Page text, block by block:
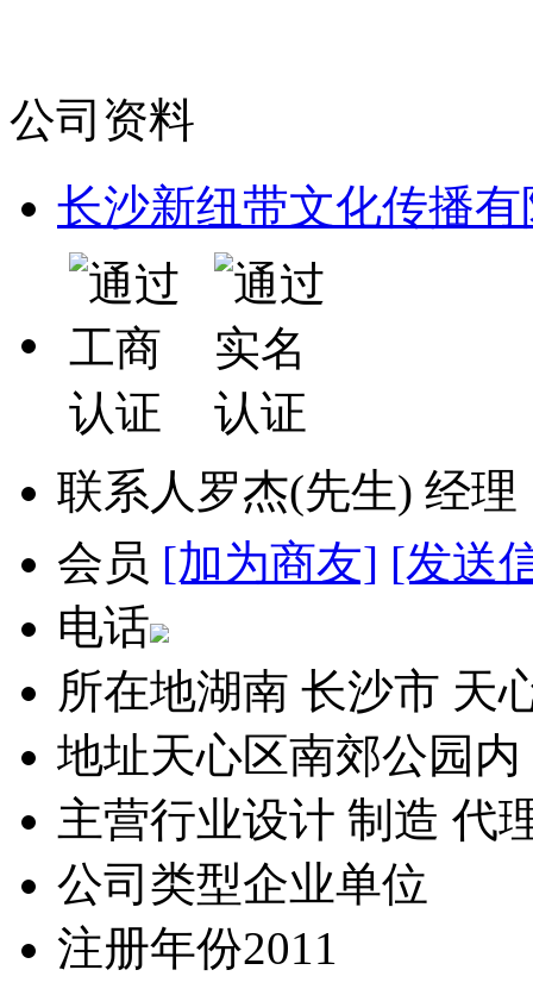
公司资料
长沙新纽带文化传播
联系人 罗杰(先生) 经
会员 [加为商友] [发送
电话
所在地湖南 长沙市 天
地址天心区南郊公园内
主营行业设计 制造 代
公司类型企业单位
注册年份2011